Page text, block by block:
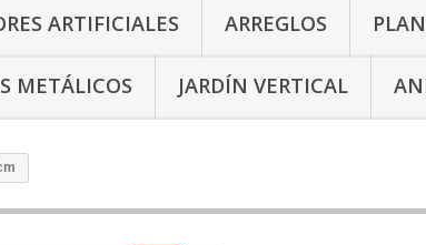
ARTIFICIALES ARREGLOS
METÁLICOS JARDÍN VERTICAL